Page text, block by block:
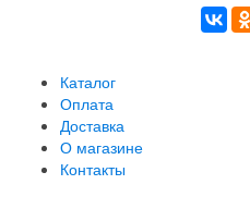
Каталог
Оплата
Доставка
О магазине
Контакты